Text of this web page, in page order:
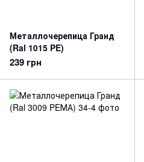
Металлочерепица Гранд
(Ral 1015 PE)
239 грн